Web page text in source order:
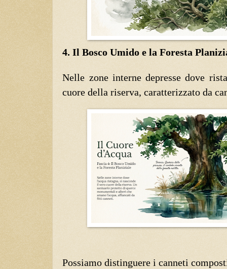
4. Il Bosco Umido e la Foresta
Nelle zone interne depresse dove
cuore della riserva, caratterizzato da
Possiamo distinguere i canneti